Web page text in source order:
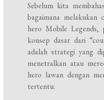
Sebelum kita
bagaimana
hero Mobile Legends,
konsep dasar dari
adalah strategi yang
menetralkan atau
hero lawan dengan
tertentu.